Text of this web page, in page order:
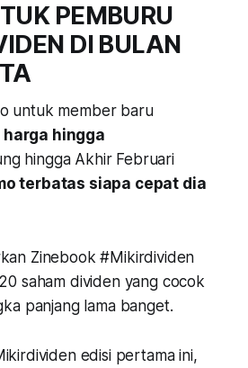
PEMBURU
DI BULAN
untuk member baru
hingga
hingga Akhir Februari
terbatas siapa cepat dia
Zinebook #Mikirdividen
saham dividen yang cocok
panjang lama banget.
edisi pertama ini,